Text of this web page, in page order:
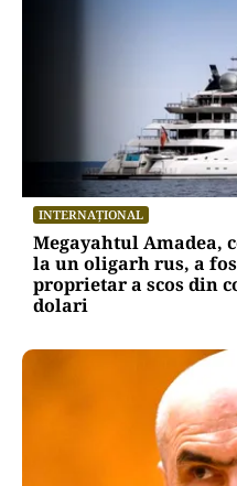
INTERNAȚIONAL
Megayahtul Amadea,
la un oligarh rus, a
proprietar a scos din
dolari